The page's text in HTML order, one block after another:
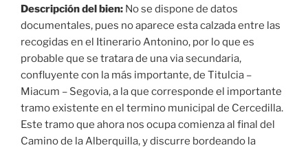
Descripción del bien: No se dispone de datos
documentales, pues no aparece esta calzada entre las
recogidas en el Itinerario Antonino, por lo que es
probable que se tratara de una via secundaria,
confluyente con la más importante, de Titulcia –
Miacum – Segovia, a la que corresponde el importante
tramo existente en el termino municipal de Cercedilla.
Este tramo que ahora nos ocupa comienza al final del
Camino de la Alberquilla, y discurre bordeando la